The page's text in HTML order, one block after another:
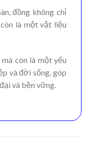
đồng không chỉ
là một vật liệu
còn là một yếu
và đời sống, góp
và bền vững.